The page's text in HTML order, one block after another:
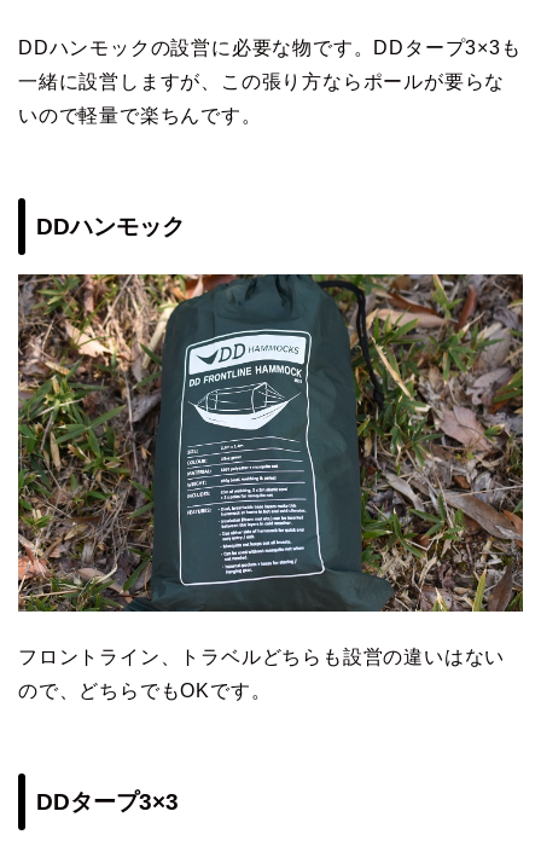
DDハンモックの設営に必要な物です。DDタープ3×3も
一緒に設営しますが、この張り方ならポールが要らな
いので軽量で楽ちんです。
DDハンモック
フロントライン、トラベルどちらも設営の違いはない
ので、どちらでもOKです。
DDタープ3×3